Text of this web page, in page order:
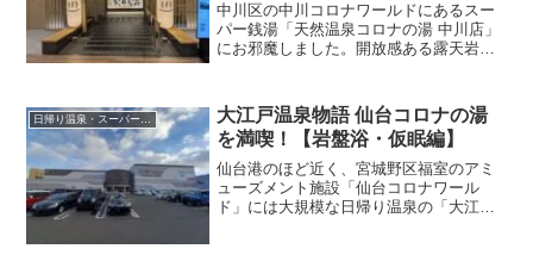
中川区の中川コロナワールドにあるスー
パー銭湯「天然温泉コロナの湯 中川店」
にお邪魔しました。開放感ある露天岩風
ラウンジ」は、とても広々としていてく
つろげます！
大江戸温泉物語 仙台コロナの湯
を満喫！【岩盤浴・仮眠編】
仙台港のほど近く、宮城野区福室のアミ
ューズメント施設「仙台コロナワール
ド」には大規模な日帰り温泉の「大江戸